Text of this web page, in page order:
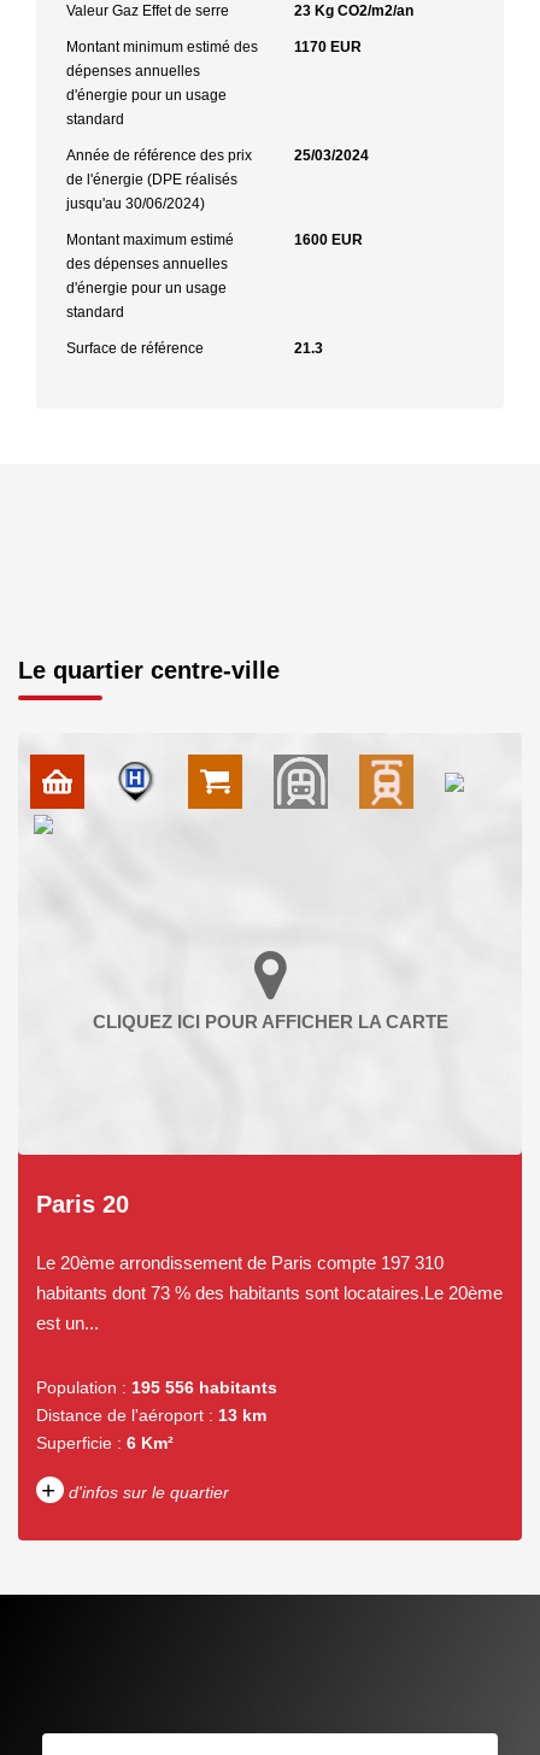
Valeur Gaz Effet de serre 23 Kg CO2/m2/an
Montant minimum estimé des
dépenses annuelles
d'énergie pour un usage
standard
1170 EUR
Année de référence des prix
de l'énergie (DPE réalisés
jusqu'au 30/06/2024)
25/03/2024
Montant maximum estimé
des dépenses annuelles
d'énergie pour un usage
standard
1600 EUR
Surface de référence 21.3
Le quartier centre-ville
Paris 20
Le 20ème arrondissement de Paris compte 197 310
habitants dont 73 % des habitants sont locataires.Le 20ème
est un...
Population : 195 556 habitants
Distance de l'aéroport : 13 km
Superficie : 6 Km²
+ d'infos sur le quartier